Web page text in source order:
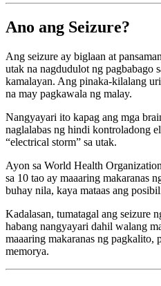
Ano ang Seizure?
Ang seizure ay biglaan at
utak na nagdudulot ng pagbabago
kamalayan. Ang pinaka-kilalang
na may pagkawala ng malay.
Nangyayari ito kapag ang mga
naglalabas ng hindi kontroladong
“electrical storm” sa utak.
Ayon sa World Health
sa 10 tao ay maaaring makaranas
buhay nila, kaya mataas ang
Kadalasan, tumatagal ang seizure
habang nangyayari dahil walang
maaaring makaranas ng pagkalito,
memorya.